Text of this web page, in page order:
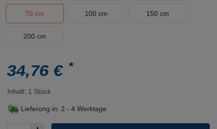
70 cm 100 cm 150 cm
200 cm
34,76 €*
Inhalt: 1 Stück
Lieferung in: 2 - 4 Werktage